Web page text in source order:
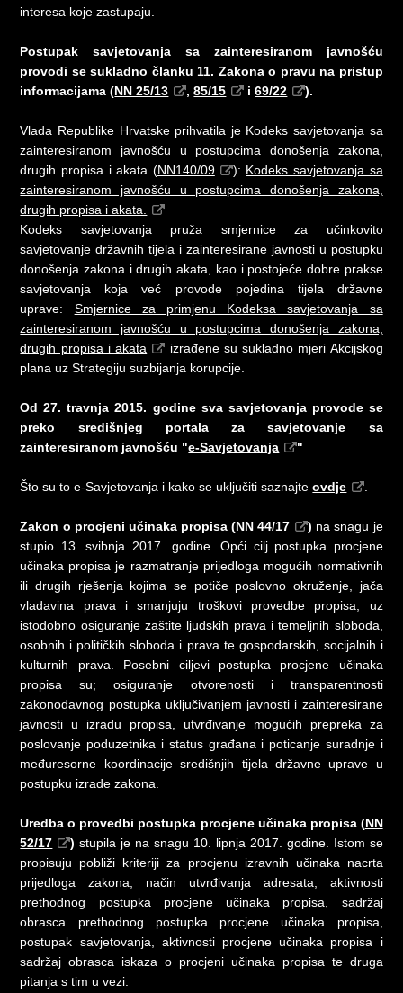
interesa koje zastupaju.
Postupak savjetovanja sa zainteresiranom javnošću
provodi se sukladno članku 11. Zakona o pravu na pristup
informacijama (NN 25/13 ,85/15 i69/22 ).
Vlada Republike Hrvatske prihvatila je Kodeks savjetovanja sa
zainteresiranom javnošću u postupcima donošenja zakona,
drugih propisa i akata (NN140/09 ): Kodeks savjetovanja sa
zainteresiranom javnošću u postupcima donošenja zakona,
drugih propisa i akata.
Kodeks savjetovanja pruža smjernice za učinkovito
savjetovanje državnih tijela i zainteresirane javnosti u postupku
donošenja zakona i drugih akata, kao i postojeće dobre prakse
savjetovanja koja već provode pojedina tijela državne
uprave: Smjernice za primjenu Kodeksa savjetovanja sa
zainteresiranom javnošću u postupcima donošenja zakona,
drugih propisa i akata
izrađene su sukladno mjeri Akcijskog
plana uz Strategiju suzbijanja korupcije.
Od 27. travnja 2015. godine sva savjetovanja provode se
preko središnjeg portala za savjetovanje sa
zainteresiranom javnošću "e-Savjetovanja "
Što su to e-Savjetovanja i kako se uključiti saznajteovdje
Zakon o procjeni učinaka propisa (NN 44/17 ) na snagu je
stupio 13. svibnja 2017. godine. Opći cilj postupka procjene
učinaka propisa je razmatranje prijedloga mogućih normativnih
ili drugih rješenja kojima se potiče poslovno okruženje, jača
vladavina prava i smanjuju troškovi provedbe propisa, uz
istodobno osiguranje zaštite ljudskih prava i temeljnih sloboda,
osobnih i političkih sloboda i prava te gospodarskih, socijalnih i
kulturnih prava. Posebni ciljevi postupka procjene učinaka
propisa su; osiguranje otvorenosti i transparentnosti
zakonodavnog postupka uključivanjem javnosti i zainteresirane
javnosti u izradu propisa, utvrđivanje mogućih prepreka za
poslovanje poduzetnika i status građana i poticanje suradnje i
međuresorne koordinacije središnjih tijela državne uprave u
postupku izrade zakona.
Uredba o provedbi postupka procjene učinaka propisa (NN
52/17
)stupila je na snagu 10. lipnja 2017. godine. Istom se
propisuju pobliži kriteriji za procjenu izravnih učinaka nacrta
prijedloga zakona, način utvrđivanja adresata, aktivnosti
prethodnog postupka procjene učinaka propisa, sadržaj
obrasca prethodnog postupka procjene učinaka propisa,
postupak savjetovanja, aktivnosti procjene učinaka propisa i
sadržaj obrasca iskaza o procjeni učinaka propisa te druga
pitanja s tim u vezi.